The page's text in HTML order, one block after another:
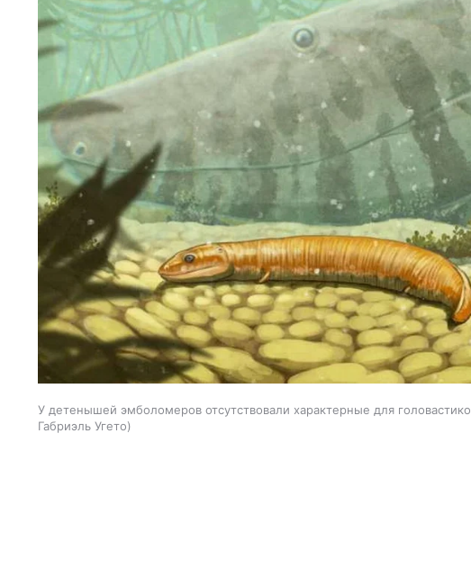
У детенышей эмболомеров отсутствовали характерные для
Габриэль Угето